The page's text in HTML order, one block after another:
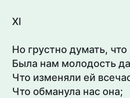
XI
Но грустно думать,
Была нам молодость
Что изменяли ей
Что обманула нас она;